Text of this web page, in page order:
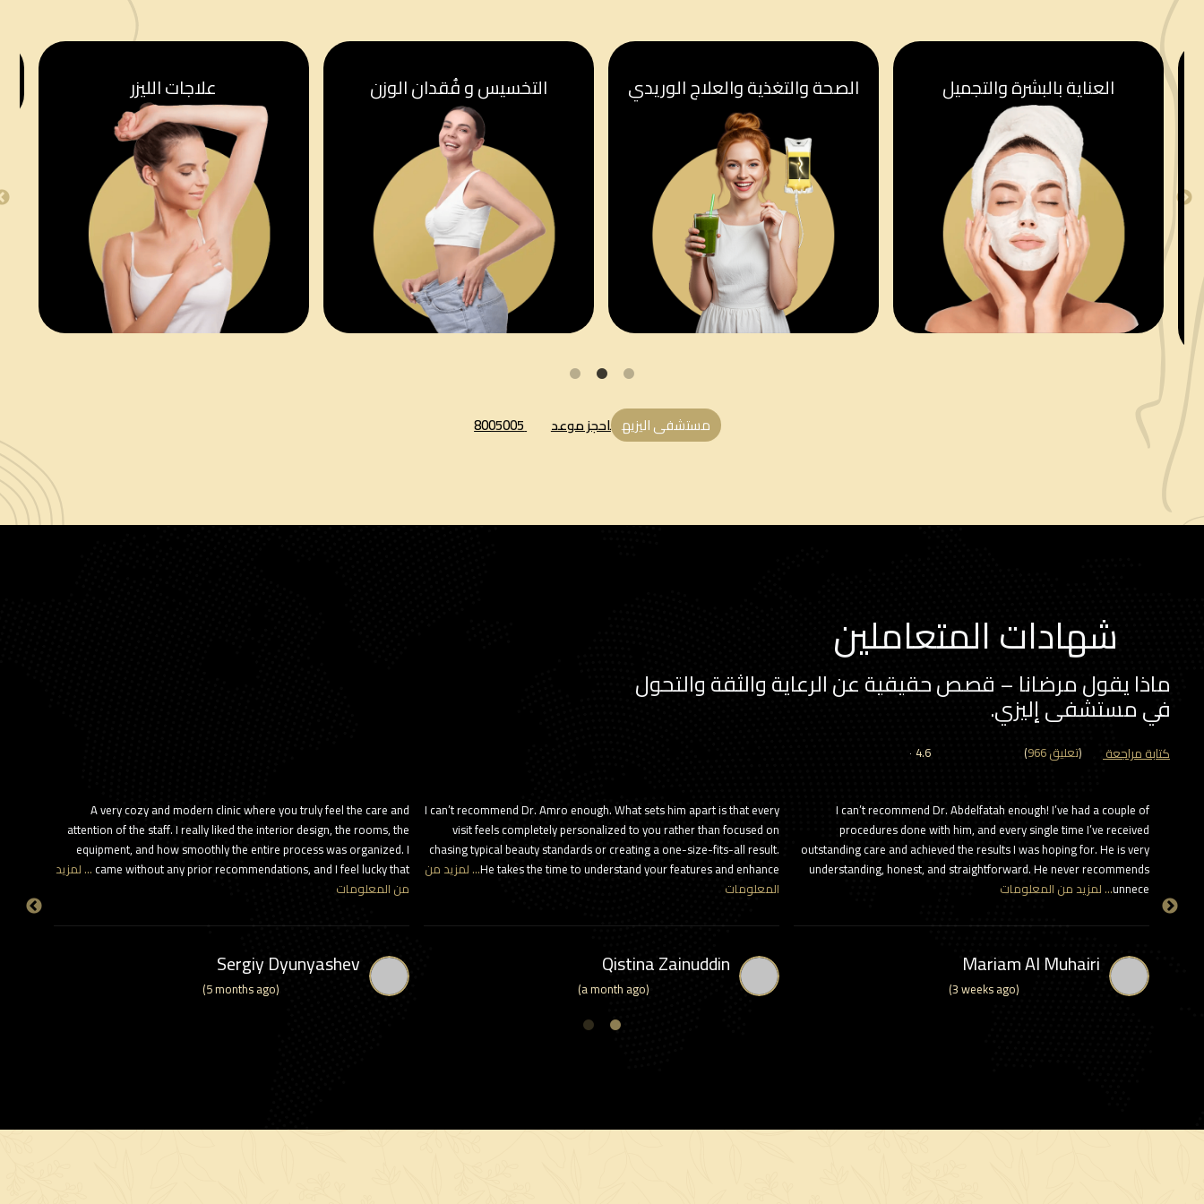
العناية بالبشرة والتجميل الصحة والتغذية والعلاج الوريدي التخسيس و فُقدان الوزن علاجات الليزر
1
2
3
مستشفى اليزيه احجز موعد 8005005
شهادات المتعاملين
ماذا يقول مرضانا – قصص حقيقية عن الرعاية والثقة والتحول
في مستشفى إليزي.
4.6 ( 966 تعليق) كتابة مراجعة
I can’t recommend Dr. Abdelfatah enough! I’ve had a couple of
procedures done with him, and every single time I’ve received
outstanding care and achieved the results I was hoping for. He is very
understanding, honest, and straightforward. He never recommends
unnece… لمزيد من المعلومات
Mariam Al Muhairi
(3 weeks ago)
I can’t recommend Dr. Amro enough. What sets him apart is that every
visit feels completely personalized to you rather than focused on
chasing typical beauty standards or creating a one-size-fits-all result.
He takes the time to understand your features and enhance… لمزيد من
المعلومات
Qistina Zainuddin
(a month ago)
A very cozy and modern clinic where you truly feel the care and
attention of the staff. I really liked the interior design, the rooms, the
equipment, and how smoothly the entire process was organized. I
came without any prior recommendations, and I feel lucky that… لمزيد
من المعلومات
Sergiy Dyunyashev
(5 months ago)
1
2